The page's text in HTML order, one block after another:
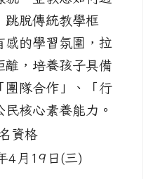
跳脫傳統教學框
感的學習氛圍，拉
離，培養孩子具備
團隊合作」、「行
核心素養能力。
資格
4月19日(三)